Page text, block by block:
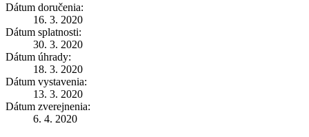
Dátum doručenia:
16. 3. 2020
Dátum splatnosti:
30. 3. 2020
Dátum úhrady:
18. 3. 2020
Dátum vystavenia:
13. 3. 2020
Dátum zverejnenia:
6. 4. 2020